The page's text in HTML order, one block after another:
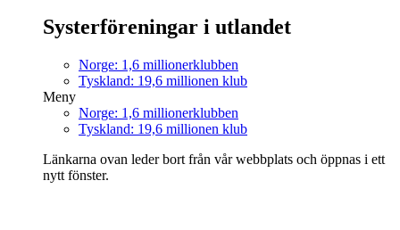
Systerföreningar i utlandet
Norge: 1,6 millionerklubben
Tyskland: 19,6 millionen klub
Meny
Norge: 1,6 millionerklubben
Tyskland: 19,6 millionen klub
Länkarna ovan leder bort från vår webbplats och öppnas i ett
nytt fönster.